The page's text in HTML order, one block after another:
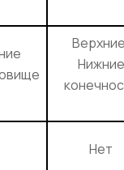
Нижние
Нет